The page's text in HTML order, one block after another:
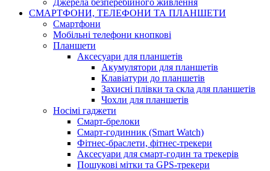
Джерела безперебійного живлення
СМАРТФОНИ, ТЕЛЕФОНИ ТА ПЛАНШЕТИ
Смартфони
Мобільні телефони кнопкові
Планшети
Аксесуари для планшетів
Акумулятори для планшетів
Клавіатури до планшетів
Захисні плівки та скла для планшетів
Чохли для планшетів
Носімі гаджети
Смарт-брелоки
Смарт-годинник (Smart Watch)
Фітнес-браслети, фітнес-трекери
Аксесуари для смарт-годин та трекерів
Пошукові мітки та GPS-трекери